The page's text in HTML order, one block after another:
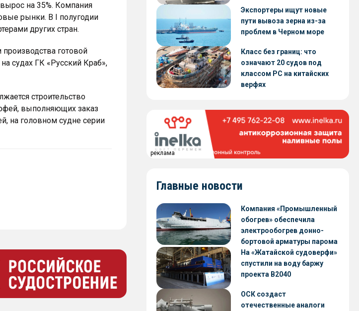
на 35%. Компания
рынки. В I полугодии
других стран.
готовой
судах ГК «Русский Краб»,
строительство
выполняющих заказ
на головном судне серии
Экспортеры ищут новые
пути вывоза зерна из-за
проблем в Черном море
Класс без границ: что
означают 20 судов под
классом РС на китайских
верфях
реклама
Главные новости
Компания «Промышленный
обогрев» обеспечила
электрообогрев донно-
бортовой арматуры парома
«Петропавловск» проекта
CNF22
На «Жатайской судоверфи»
спустили на воду баржу
проекта В2040
ОСК создаст
отечественные аналоги